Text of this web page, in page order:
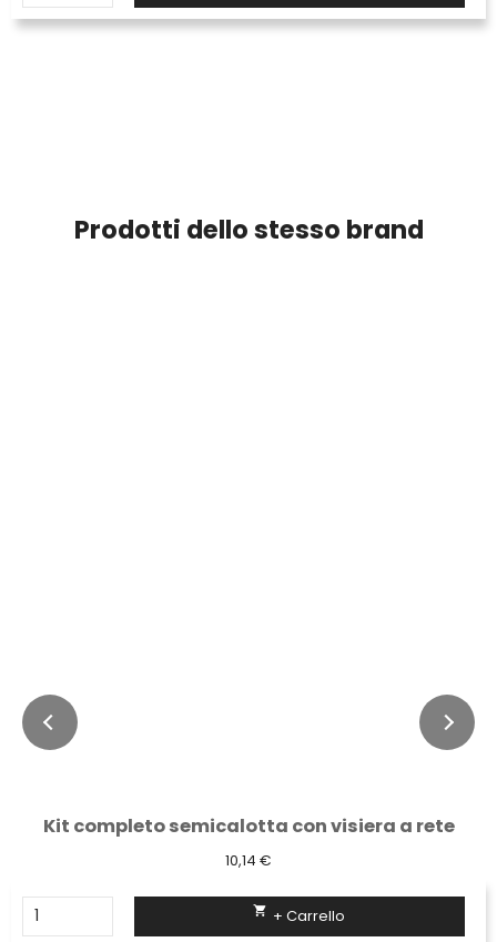
Prodotti dello stesso brand
Kit completo semicalotta con visiera a rete
10,14 €
 + Carrello